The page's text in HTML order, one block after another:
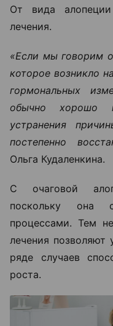
От вида
лечения.
«Если мы говорим
которое возникло
гормональных
обычно хорошо
устранения
постепенно
Ольга Кудаленкина.
С очаговой
поскольку она
процессами. Тем
лечения позволяют
ряде случаев
роста.